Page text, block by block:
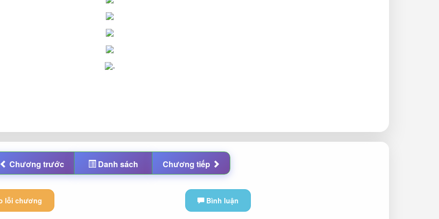
.
Chương trước Danh sách Chương tiếp
lỗi chương Bình luận